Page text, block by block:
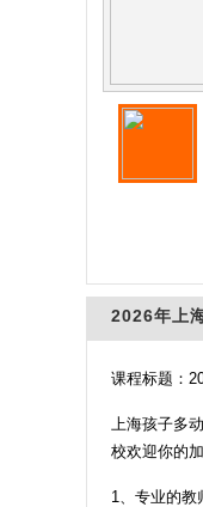
2026年上
课程标题：
上海孩子多
校欢迎你的加
1、专业的教